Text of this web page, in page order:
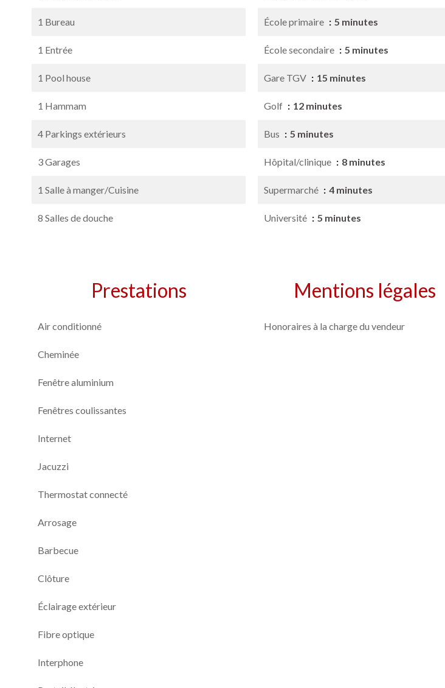
1 Bureau
1 Entrée
1 Pool house
1 Hammam
4 Parkings extérieurs
3 Garages
1 Salle à manger/Cuisine
8 Salles de douche
École primaire 5 minutes
École secondaire 5 minutes
Gare TGV 15 minutes
Golf 12 minutes
Bus 5 minutes
Hôpital/clinique 8 minutes
Supermarché 4 minutes
Université 5 minutes
Prestations
Air conditionné
Cheminée
Fenêtre aluminium
Fenêtres coulissantes
Internet
Jacuzzi
Thermostat connecté
Arrosage
Barbecue
Clôture
Éclairage extérieur
Fibre optique
Interphone
Mentions légales
Honoraires à la charge du vendeur